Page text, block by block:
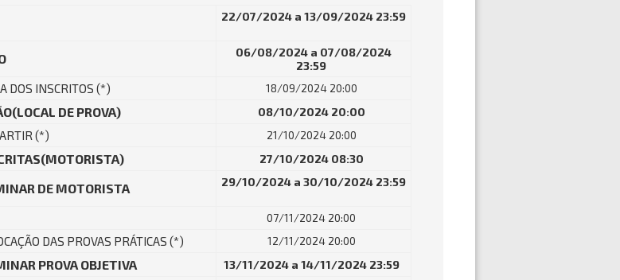
22/07/2024 a 13/09/2024 23:59
06/08/2024 a 07/08/2024
23:59
DOS INSCRITOS (*) 18/09/2024 20:00
DE PROVA) 08/10/2024 20:00
(*) 21/10/2024 20:00
27/10/2024 08:30
DE MOTORISTA 29/10/2024 a 30/10/2024 23:59
07/11/2024 20:00
DAS PROVAS PRÁTICAS (*) 12/11/2024 20:00
PROVA OBJETIVA 13/11/2024 a 14/11/2024 23:59